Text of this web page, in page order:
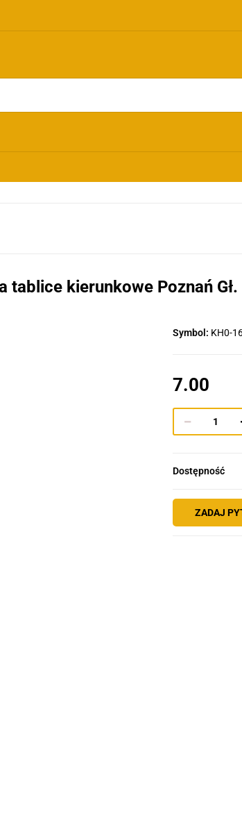
tablice kierunkowe Poznań
Symbol: KH0-
7.00
Dostępność
ZADAJ